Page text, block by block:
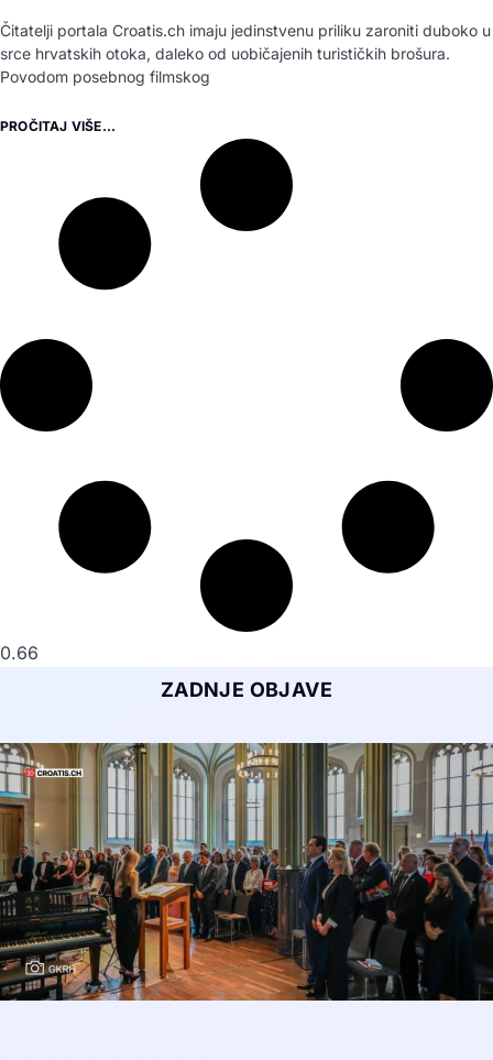
Čitatelji portala Croatis.ch imaju jedinstvenu priliku zaroniti duboko u
srce hrvatskih otoka, daleko od uobičajenih turističkih brošura.
Povodom posebnog filmskog
PROČITAJ VIŠE...
ZADNJE OBJAVE